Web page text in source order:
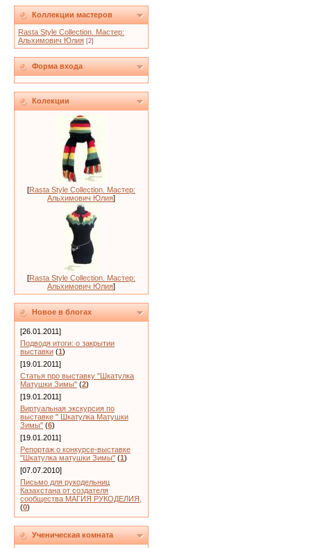
Коллекции мастеров
Rasta Style Collection. Мастер:
Альхимович Юлия [2]
Форма входа
Колекции
[Rasta Style Collection. Мастер:
Альхимович Юлия]
[Rasta Style Collection. Мастер:
Альхимович Юлия]
Новое в блогах
[26.01.2011]
Подводя итоги: о закрытии
выставки (1)
[19.01.2011]
Статья про выставку "Шкатулка
Матушки Зимы" (2)
[19.01.2011]
Виртуальная экскурсия по
выставке " Шкатулка Матушки
Зимы" (6)
[19.01.2011]
Репортаж о конкурсе-выставке
"Шкатулка матушки Зимы" (1)
[07.07.2010]
Письмо для рукодельниц
Казахстана от создателя
сообщества МАГИЯ РУКОДЕЛИЯ,
(0)
Ученическая комната